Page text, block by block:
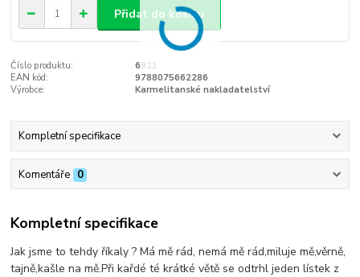
Přidat do košíku
Číslo produktu:
6921
EAN kód:
9788075662286
Výrobce:
Karmelitanské nakladatelství
Kompletní specifikace
Komentáře 0
Kompletní specifikace
Jak jsme to tehdy říkaly ? Má mě rád, nemá mě rád,miluje mě,věrně,
tajně,kašle na mě.Při kařdé té krátké větě se odtrhl jeden lístek z